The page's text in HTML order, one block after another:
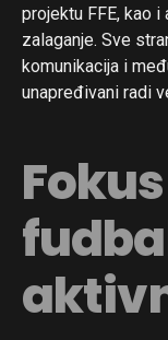
projektu FFE, kao
zalaganje. Sve
komunikacija i
unapređivani radi